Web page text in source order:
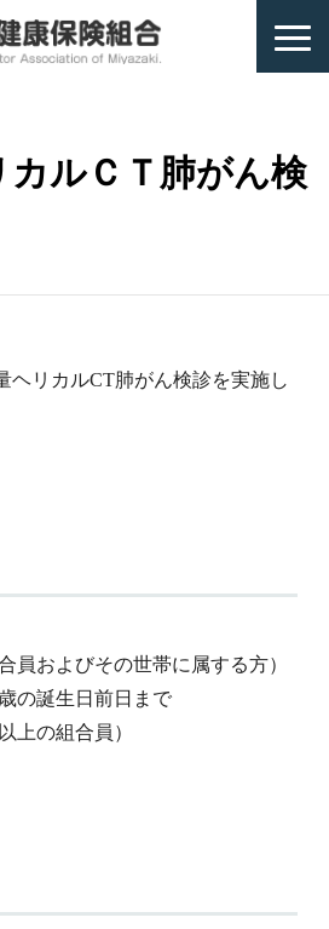
カルＣＴ肺がん検
ヘリカルCT肺がん検診を実施し
員およびその世帯に属する方）
の誕生日前日まで
上の組合員）